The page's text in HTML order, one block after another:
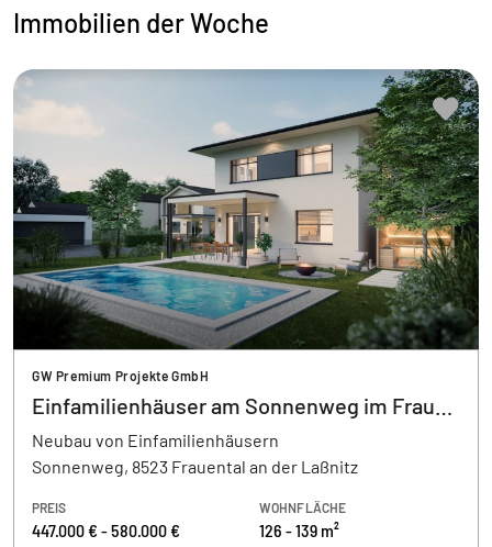
Immobilien der Woche
GW Premium Projekte GmbH
Einfamilienhäuser am Sonnenweg im Frauental
Neubau von Einfamilienhäusern
Sonnenweg, 8523 Frauental an der Laßnitz
PREIS
447.000 € - 580.000 €
WOHNFLÄCHE
126 - 139 m²